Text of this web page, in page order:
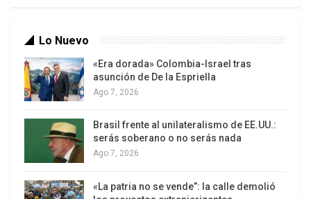
por ciento va a quedar en manos del Poder
provincias petroleras.
Tuvo el apoyo de importantes sectores de la
oposición, en espacial los de centroizquierda. La
conducción de la Confederación General de
Trabajadores, celebró la decisión: “Como siempre
argentina, (…) hacemos nuestra la decisión del
Lo Nuevo
«Era dorada» Colombia-Israel tras
asunción de De la Espriella
Ago 7, 2026
Brasil frente al unilateralismo de EE.UU.:
serás soberano o no serás nada
Ago 7, 2026
«La patria no se vende”: la calle demolió